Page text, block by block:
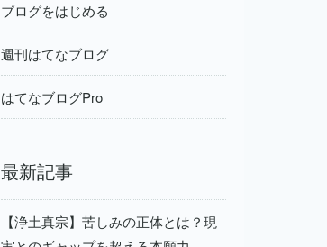
ブログをはじめる
週刊はてなブログ
はてなブログPro
最新記事
【浄土真宗】苦しみの正体とは？現